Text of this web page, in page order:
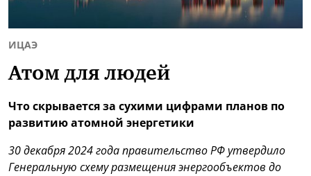
ИЦАЭ
Атом для людей
Что скрывается за сухими цифрами планов по
развитию атомной энергетики
30 декабря 2024 года правительство РФ утвердило
Генеральную схему размещения энергообъектов до